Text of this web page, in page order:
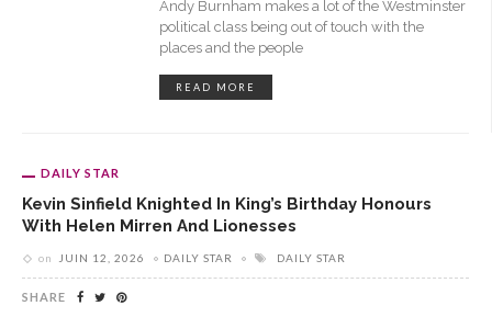
Andy Burnham makes a lot of the Westminster
political class being out of touch with the
places and the people
READ MORE
DAILY STAR
Kevin Sinfield Knighted In King’s Birthday Honours
With Helen Mirren And Lionesses
on JUIN 12, 2026 DAILY STAR DAILY STAR
SHARE